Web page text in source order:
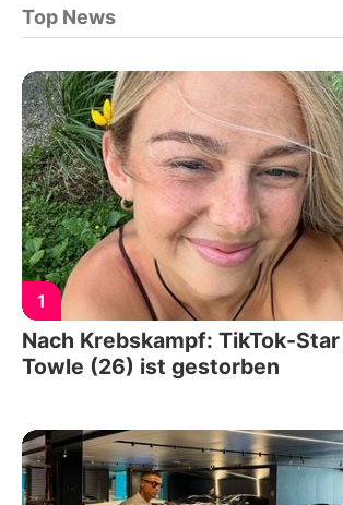
Top News
1
Nach Krebskampf: TikTok-
Towle (26) ist gestorben